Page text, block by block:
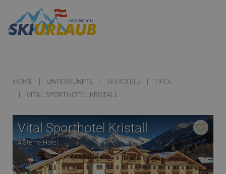
HOME UNTERKÜNFTE SKIHOTELS
TIROL
VITAL SPORTHOTEL KRISTALL
Vital Sporthotel Kristall
4 Sterne Hotel